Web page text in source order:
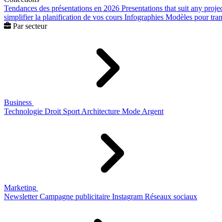
Tendances des présentations en 2026 Presentations that suit any
simplifier la planification de vos cours Infographies Modèles pour
Par secteur
Business
Technologie Droit Sport Architecture Mode Argent
Marketing
Newsletter Campagne publicitaire Instagram Réseaux sociaux